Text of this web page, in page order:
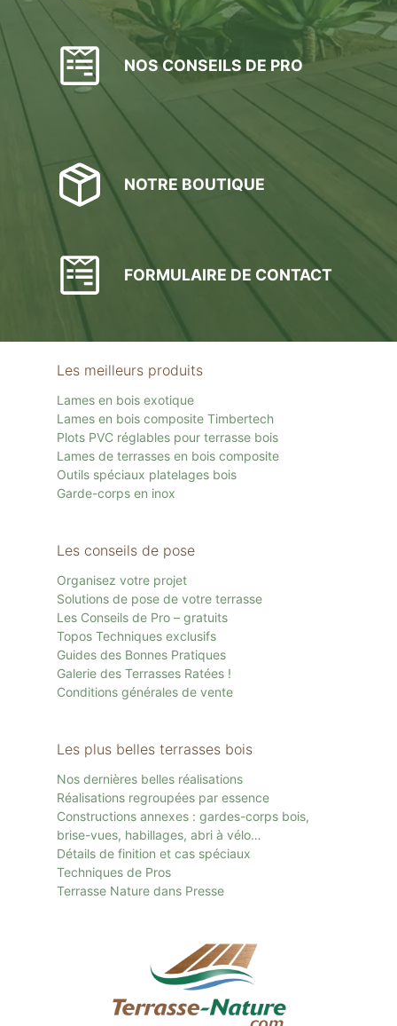
NOS CONSEILS DE PRO
NOTRE BOUTIQUE
FORMULAIRE DE CONTACT
Les meilleurs produits
Lames en bois exotique
Lames en bois composite Timbertech
Plots PVC réglables pour terrasse bois
Lames de terrasses en bois composite
Outils spéciaux platelages bois
Garde-corps en inox
Les conseils de pose
Organisez votre projet
Solutions de pose de votre terrasse
Les Conseils de Pro – gratuits
Topos Techniques exclusifs
Guides des Bonnes Pratiques
Galerie des Terrasses Ratées !
Conditions générales de vente
Les plus belles terrasses bois
Nos dernières belles réalisations
Réalisations regroupées par essence
Constructions annexes : gardes-corps bois,
brise-vues, habillages, abri à vélo…
Détails de finition et cas spéciaux
Techniques de Pros
Terrasse Nature dans Presse